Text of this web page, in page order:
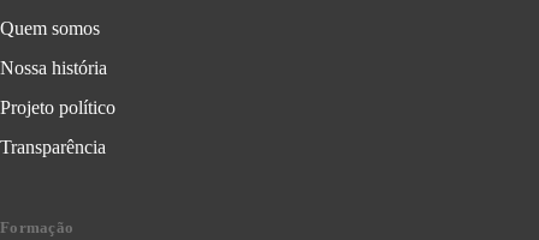
Quem somos
Nossa história
Projeto político
Transparência
Formação